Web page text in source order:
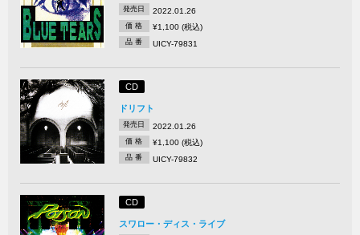
発売日 2022.01.26
価 格 ¥1,100 (税込)
品 番 UICY-79831
CD
ドリフト
発売日 2022.01.26
価 格 ¥1,100 (税込)
品 番 UICY-79832
CD
スワロー・ディス・ライブ